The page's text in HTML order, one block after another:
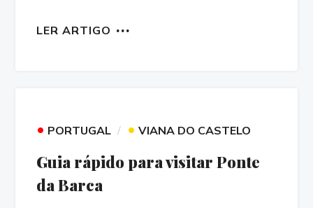
LER ARTIGO
• PORTUGAL • VIANA DO CASTELO
Guia rápido para visitar Ponte
da Barca